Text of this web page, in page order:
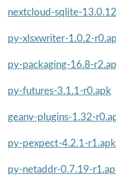
nextcloud-sqlite-
py-xlsxwriter-1.0.2-
py-packaging-16.8-
py-futures-3.1.1-r0.apk
geany-plugins-1.32-
py-pexpect-4.2.1-r1.apk
py-netaddr-0.7.19-